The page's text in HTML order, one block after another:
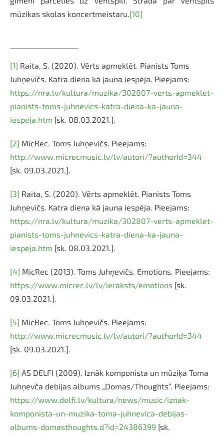
mūzikas skolas koncertmeistaru.[10]
[1] Raita, S. (2020). Vērts apmeklēt. Pianists Toms
Juhņevičs. Katra diena kā jauna iespēja. Pieejams:
https://nra.lv/kultura/muzika/302807-verts-apmeklet-
pianists-toms-juhnevics-katra-diena-ka-jauna-
iespeja.htm [sk. 08.03.2021.].
[2] MicRec. Toms Juhņevičs. Pieejams:
http://www.micrecmusic.lv/lv/autori/?authorId=344
[sk. 09.03.2021.].
[3] Raita, S. (2020). Vērts apmeklēt. Pianists Toms
Juhņevičs. Katra diena kā jauna iespēja. Pieejams:
https://nra.lv/kultura/muzika/302807-verts-apmeklet-
pianists-toms-juhnevics-katra-diena-ka-jauna-
iespeja.htm [sk. 08.03.2021.].
[4] MicRec (2013). Toms Juhņevičs. Emotions. Pieejams:
https://www.micrec.lv/lv/ieraksts/emotions [sk.
09.03.2021.].
[5] MicRec. Toms Juhņevičs. Pieejams:
http://www.micrecmusic.lv/lv/autori/?authorId=344
[sk. 09.03.2021.].
[6] AS DELFI (2009). Iznāk komponista un mūziķa Toma
Juhņevča debijas albums „Domas/Thoughts”. Pieejams:
https://www.delfi.lv/kultura/news/music/iznak-
komponista-un-muzika-toma-juhnevica-debijas-
albums-domasthoughts.d?id=24386399 [sk.